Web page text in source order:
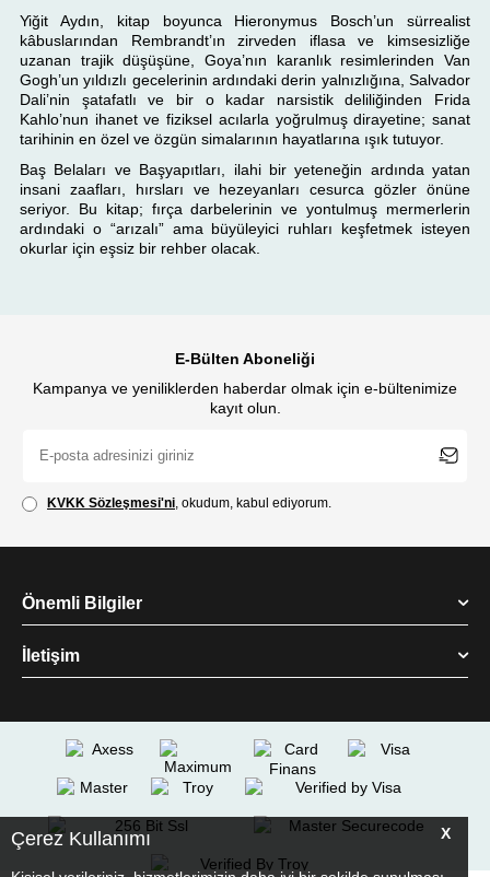
X
Çerez Kullanımı
Yiğit Aydın, kitap boyunca Hieronymus Bosch’un sürrealist
kâbuslarından Rembrandt’ın zirveden iflasa ve kimsesizliğe
uzanan trajik düşüşüne, Goya’nın karanlık resimlerinden Van
Gogh’un yıldızlı gecelerinin ardındaki derin yalnızlığına, Salvador
Dali’nin şatafatlı ve bir o kadar narsistik deliliğinden Frida
Kahlo’nun ihanet ve fiziksel acılarla yoğrulmuş dirayetine; sanat
tarihinin en özel ve özgün simalarının hayatlarına ışık tutuyor.
Baş Belaları ve Başyapıtları, ilahi bir yeteneğin ardında yatan
insani zaafları, hırsları ve hezeyanları cesurca gözler önüne
seriyor. Bu kitap; fırça darbelerinin ve yontulmuş mermerlerin
ardındaki o “arızalı” ama büyüleyici ruhları keşfetmek isteyen
okurlar için eşsiz bir rehber olacak.
E-Bülten Aboneliği
Kampanya ve yeniliklerden haberdar olmak için e-bültenimize
kayıt olun.
KVKK Sözleşmesi'ni , okudum, kabul ediyorum.
Önemli Bilgiler
İletişim